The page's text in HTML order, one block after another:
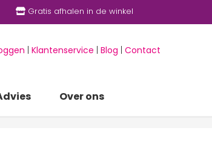
Gratis afhalen in de winkel
Klantenservice Blog Contact
Over ons